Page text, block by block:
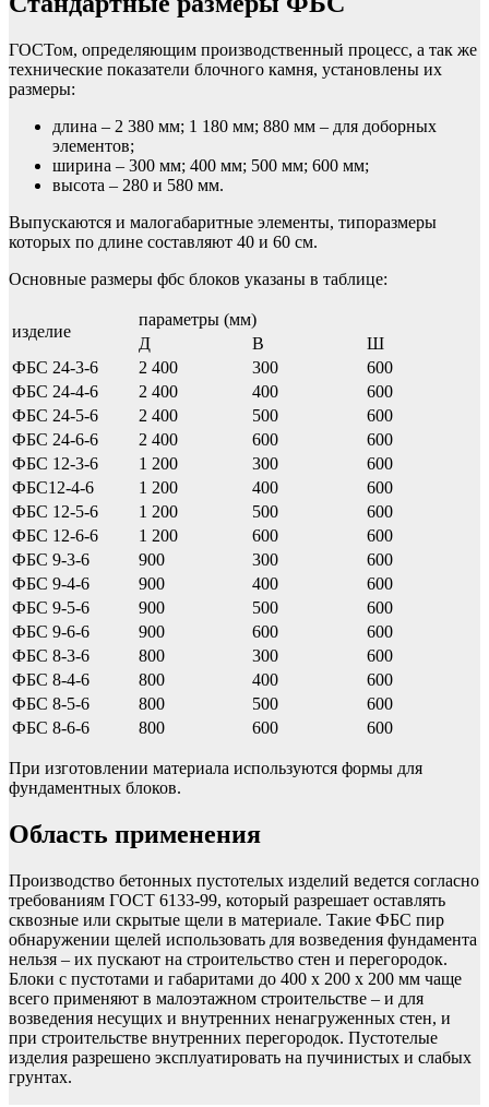
ГОСТом, определяющим производственный процесс, а так же
технические показатели блочного камня, установлены их
размеры:
длина – 2 380 мм; 1 180 мм; 880 мм – для доборных
элементов;
ширина – 300 мм; 400 мм; 500 мм; 600 мм;
высота – 280 и 580 мм.
Выпускаются и малогабаритные элементы, типоразмеры
которых по длине составляют 40 и 60 см.
Основные размеры фбс блоков указаны в таблице:
изделие
параметры (мм)
Д
В
Ш
ФБС 24-3-6
2 400 300
600
ФБС 24-4-6
2 400 400
600
ФБС 24-5-6
2 400 500
600
ФБС 24-6-6
2 400 600
600
ФБС 12-3-6
1 200 300
600
ФБС12-4-6
1 200 400
600
ФБС 12-5-6
1 200 500
600
ФБС 12-6-6
1 200 600
600
ФБС 9-3-6
900 300
600
ФБС 9-4-6
900 400
600
ФБС 9-5-6
900 500
600
ФБС 9-6-6
900 600
600
ФБС 8-3-6
800 300
600
ФБС 8-4-6
800 400
600
ФБС 8-5-6
800 500
600
ФБС 8-6-6
800 600 600
При изготовлении материала используются формы для
фундаментных блоков.
Область применения
Производство бетонных пустотелых изделий ведется согласно
требованиям ГОСТ 6133-99, который разрешает оставлять
сквозные или скрытые щели в материале. Такие ФБС пир
обнаружении щелей использовать для возведения фундамента
нельзя – их пускают на строительство стен и перегородок.
Блоки с пустотами и габаритами до 400 х 200 х 200 мм чаще
всего применяют в малоэтажном строительстве – и для
возведения несущих и внутренних ненагруженных стен, и
при строительстве внутренних перегородок. Пустотелые
изделия разрешено эксплуатировать на пучинистых и слабых
грунтах.